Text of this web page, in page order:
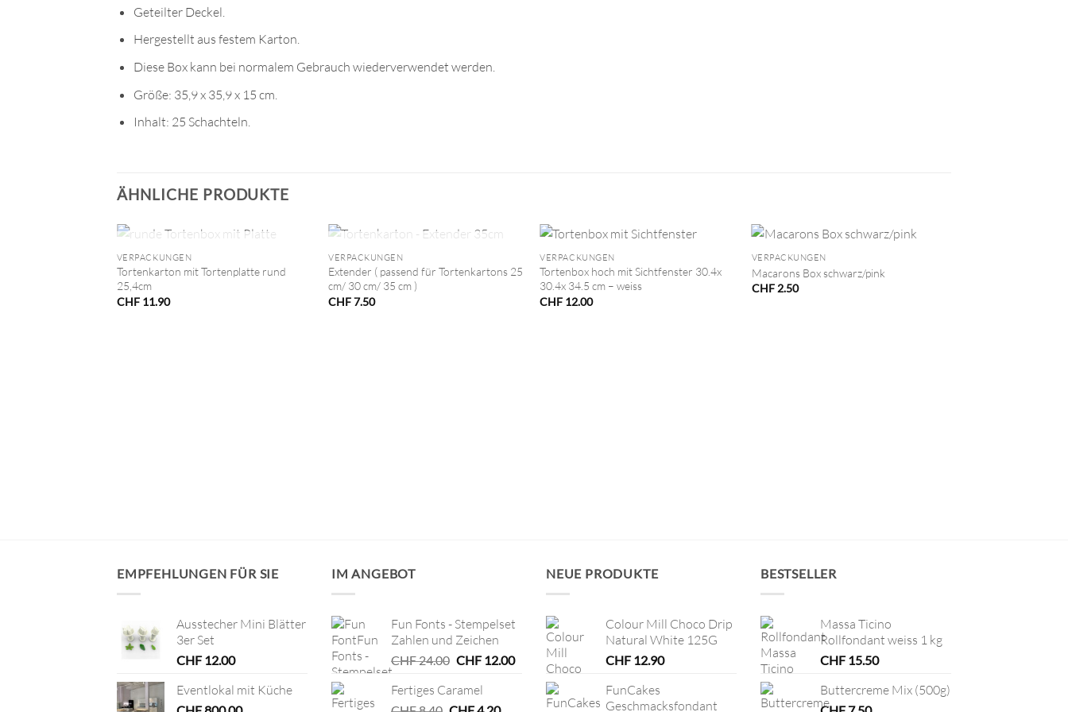
Geteilter Deckel.
Hergestellt aus festem Karton.
Diese Box kann bei normalem Gebrauch wiederverwendet werden.
Größe: 35,9 x 35,9 x 15 cm.
Inhalt: 25 Schachteln.
ÄHNLICHE PRODUKTE
NICHT VORRÄTIG
VERPACKUNGEN
Tortenkarton mit Tortenplatte rund
25,4cm
CHF11.90
+
NICHT VORRÄTIG
VERPACKUNGEN
Extender ( passend für Tortenkartons 25
cm/ 30 cm/ 35 cm )
CHF7.50
+
VERPACKUNGEN
Tortenbox hoch mit Sichtfenster 30.4x
30.4x 34.5 cm – weiss
CHF 12.00
+
VERPACKUNGEN
Macarons Box schwarz/pink
CHF2.50
EMPFEHLUNGEN FÜR SIE
Ausstecher Mini Blätter
3er Set
CHF12.00
Eventlokal mit Küche
IM ANGEBOT
Fun Fonts - Stempelset
Zahlen und Zeichen
CHF24.00 Ursprünglicher
war:
CHF 24.00
CHF12.00Aktueller
CHF 12.00.
Fertiges Caramel
UrsprünglicherAktueller
NEUE PRODUKTE
Colour Mill Choco Drip
Natural White 125G
CHF12.90
FunCakes
Geschmacksfondant
BESTSELLER
Massa Ticino
Rollfondant weiss 1 kg
CHF15.50
Buttercreme Mix (500g)